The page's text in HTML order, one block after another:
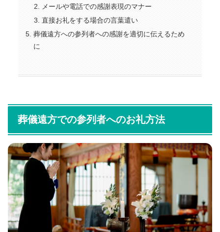
メールや電話での感謝表現のマナー
直接お礼をする場合の言葉遣い
葬儀遠方への参列者への感謝を適切に伝えるため
に
葬儀遠方での参列者へのお礼方法